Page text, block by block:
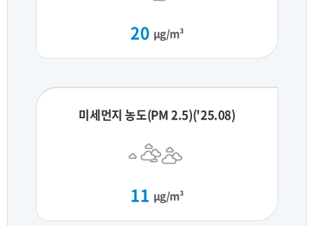
20 μg/m³
미세먼지 농도(PM 2.5)('25.08)
11 μg/m³